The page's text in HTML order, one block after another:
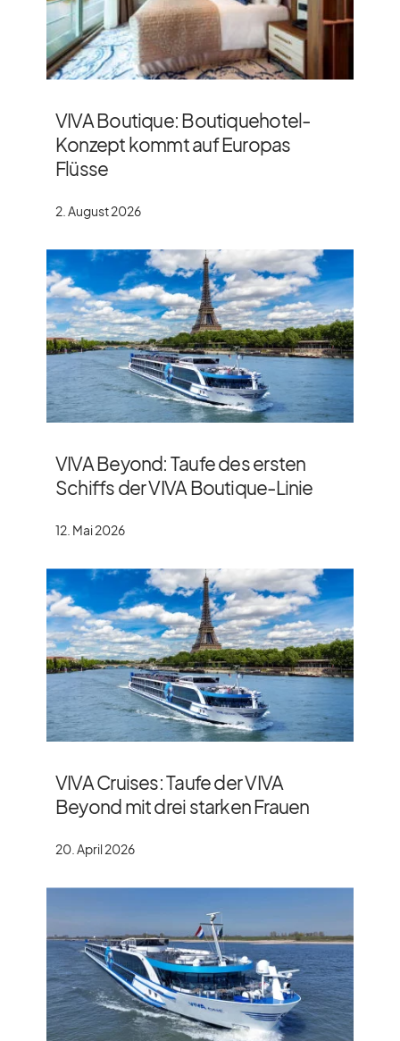
VIVA Boutique: Boutiquehotel-
Konzept kommt auf Europas
Flüsse
2. August 2026
VIVA Beyond: Taufe des ersten
Schiffs der VIVA Boutique-Linie
12. Mai 2026
VIVA Cruises: Taufe der VIVA
Beyond mit drei starken Frauen
20. April 2026